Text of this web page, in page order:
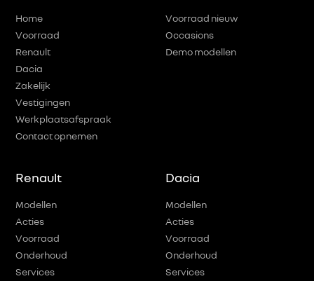
Home
Voorraad
Renault
Dacia
Zakelijk
Vestigingen
Werkplaatsafspraak
Contact opnemen
Voorraad nieuw
Occasions
Demo modellen
Renault
Modellen
Acties
Voorraad
Onderhoud
Services
Dacia
Modellen
Acties
Voorraad
Onderhoud
Services